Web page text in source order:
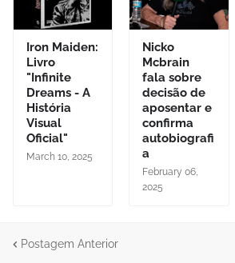
Iron Maiden:
Livro
"Infinite
Dreams - A
História
Visual
Oficial"
March 10, 2025
Nicko
Mcbrain
fala sobre
decisão de
aposentar e
confirma
autobiografi
a
February 06,
2025
Postagem Anterior